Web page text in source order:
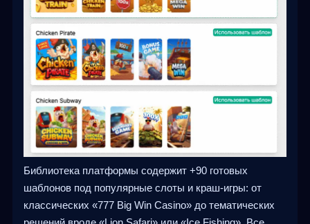
Библиотека платформы содержит +90 готовых
шаблонов под популярные слоты и краш-игры: от
классических «777 Big Win Casino» до тематических